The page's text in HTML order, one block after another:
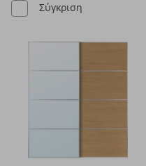
Σύγκριση